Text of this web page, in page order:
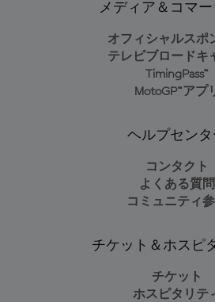
メディア＆コマ
オフィシャルスポ
テレビブロードキ
TimingPass™
MotoGP™アプ
ヘルプセンタ
コンタクト
よくある質問
コミュニティ
チケット＆ホスピ
チケット
ホスピタリテ